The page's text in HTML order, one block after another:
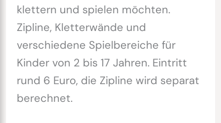
klettern und spielen möchten.
Zipline, Kletterwände und
verschiedene Spielbereiche für
Kinder von 2 bis 17 Jahren. Eintritt
rund 6 Euro, die Zipline wird separat
berechnet.